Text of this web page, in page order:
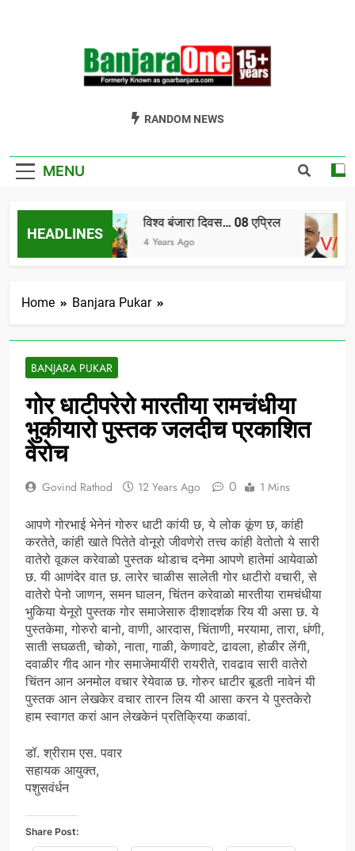
Welcome To
GoarBanjara.com
RANDOM NEWS
MENU
HEADLINES
विश्व बंजारा दिवस… 08 एप्रिल
4 Years Ago
Home Banjara Pukar
BANJARA PUKAR
गोर धाटीपरेरो मारतीया रामचंधीया
भुकीयारो पुस्तक जलदीच प्रकाशित
वेरोच
Govind Rathod 12 Years Ago 0 1 Mins
आपणे गोरभाई भेनेनं गोरुर धाटी कांयी छ, ये लोक कूंण छ, कांही
करतेते, कांही खाते पितेते वोनूरो जीवणेरो तत्त्व कांही वेतोतो ये सारी
वातेरो वूकल करेवाळो पुस्तक थोडाच दनेमा आपणे हातेमां आयेवाळो
छ. यी आणंदेर वात छ. लारेर चाळीस सालेती गोर धाटीरो वचारी, से
वातेरो पेनो जाणन, समन घालन, चिंतन करेवाळो मारतीया रामचंधीया
भुकिया येनूरो पुस्तक गोर समाजेसारु दीशादर्शक रिय यी असा छ. ये
पुस्तकेमा, गोरुरो बानो, वाणी, आरदास, चिंताणी, मरयामा, तारा, धंणी,
साती सघळती, चोको, नाता, गाळी, केणावटे, ढावला, होळीर लेंगी,
दवाळीर गीद आन गोर समाजेमायींरी रायरीते, रावढाव सारी वातेरो
चिंतन आन अनमोल वचार रेयेवाळ छ. गोरुर धाटीर बूडती नावेनं यी
पुस्तक आन लेखकेर वचार तारन लिय यी आसा करन ये पुस्तकेरो
हाम स्वागत करां आन लेखकेनं प्रतिक्रिया कळावां.
डॉ. श्रीराम एस. पवार
सहायक आयुक्त,
पशुसवंर्धन
Share Post: